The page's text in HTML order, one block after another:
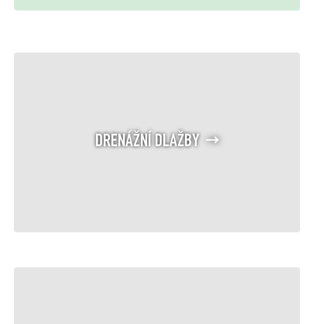
DRENÁŽNÍ DLAŽBY